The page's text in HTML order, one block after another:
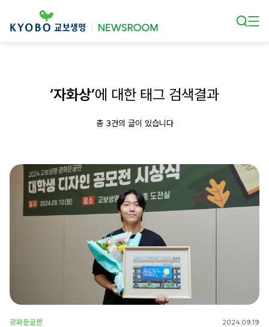
‘자화상’에 대한 태그 검색결과
총 3건의 글이 있습니다
광화문글판 2024.09.19